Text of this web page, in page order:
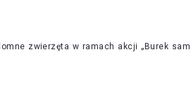
zwierzęta w ramach akcji „Burek